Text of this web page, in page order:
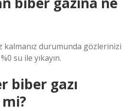
kalmanız durumunda gözlerinizi
su ile yıkayın.
biber gazı